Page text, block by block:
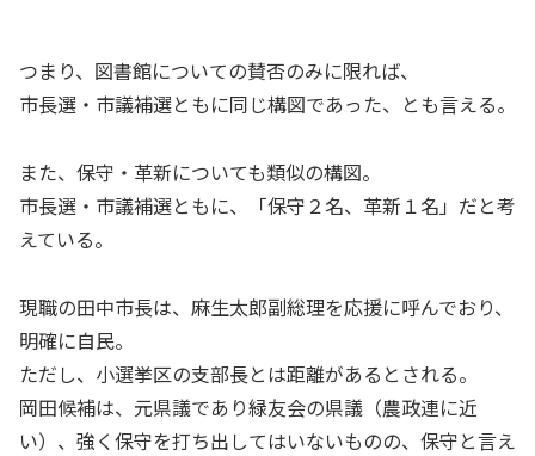
つまり、図書館についての賛否のみに限れば、
市長選・市議補選ともに同じ構図であった、とも言える。
また、保守・革新についても類似の構図。
市長選・市議補選ともに、「保守２名、革新１名」だと考
えている。
現職の田中市長は、麻生太郎副総理を応援に呼んでおり、
明確に自民。
ただし、小選挙区の支部長とは距離があるとされる。
岡田候補は、元県議であり緑友会の県議（農政連に近
い）、強く保守を打ち出してはいないものの、保守と言え